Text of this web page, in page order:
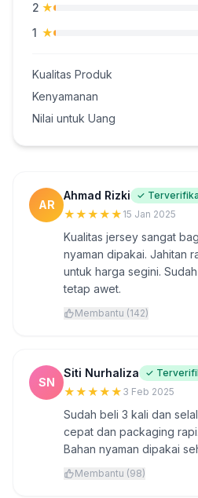
2 ★
1 ★
Kualitas Produk
Kenyamanan
Nilai untuk Uang
AR
Ahmad Rizki ✓
★★★★★ 15 Jan 2025
Kualitas jersey sangat
nyaman dipakai. Jahitan
untuk harga segini.
tetap awet.
Membantu (142)
SN
Siti Nurhaliza ✓
★★★★★ 3 Feb 2025
Sudah beli 3 kali dan
cepat dan packaging
Bahan nyaman dipakai
Membantu (98)